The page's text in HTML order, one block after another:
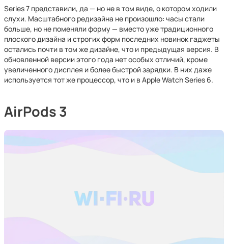
Series 7 представили, да — но не в том виде, о котором ходили
слухи. Масштабного редизайна не произошло: часы стали
больше, но не поменяли форму — вместо уже традиционного
плоского дизайна и строгих форм последних новинок гаджеты
остались почти в том же дизайне, что и предыдущая версия. В
обновленной версии этого года нет особых отличий, кроме
увеличенного дисплея и более быстрой зарядки. В них даже
используется тот же процессор, что и в Apple Watch Series 6.
AirPods 3